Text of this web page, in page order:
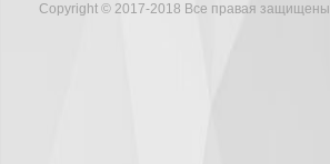
Copyright © 2017-2018 Все правая защищены